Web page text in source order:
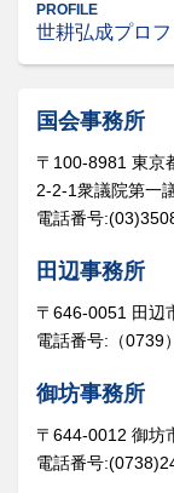
PROFILE
世耕弘成プロ
国会事務所
〒100-8981 東京
2-2-1衆議院第一
電話番号
田辺事務所
〒646-0051 田辺
電話番号:（0739
御坊事務所
〒644-0012 御坊
電話番号